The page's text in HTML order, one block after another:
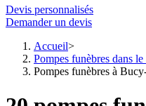
Devis personnalisés
Demander un devis
Accueil
Pompes funèbres dans le
Pompes funèbres à